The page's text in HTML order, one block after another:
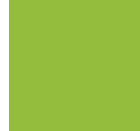
paysager,
des